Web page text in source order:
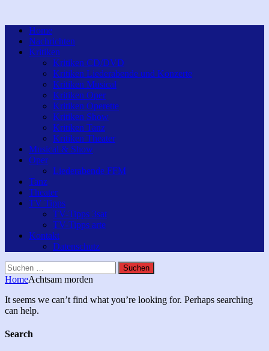
Home
Nachrichten
Kritiken
Kritiken CD/DVD
Kritiken Liederabende und Konzerte
Kritiken Musical
Kritiken Oper
Kritiken Operette
Kritiken Show
Kritiken Tanz
Kritiken Theater
Musical & Show
Oper
Liederabende FFM
Tanz
Theater
TV Tipps
TV-Tipps 3sat
TV-Tipps arte
Kontakt
Datenschutz
Suchen
nach:
HomeAchtsam morden
It seems we can’t find what you’re looking for. Perhaps searching
can help.
Search